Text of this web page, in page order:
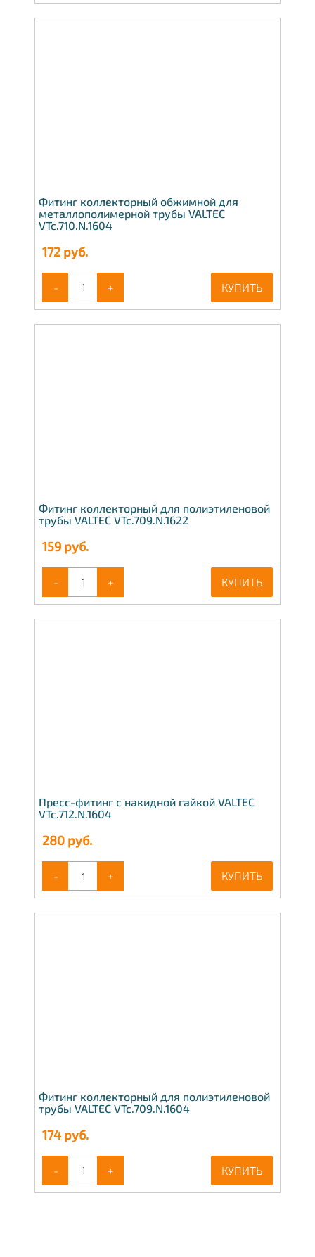
Фитинг коллекторный обжимной для
металлополимерной трубы VALTEC
VTc.710.N.1604
172 руб.
- + КУПИТЬ
Фитинг коллекторный для полиэтиленовой
трубы VALTEC VTc.709.N.1622
159 руб.
- + КУПИТЬ
Пресс-фитинг с накидной гайкой VALTEC
VTc.712.N.1604
280 руб.
- + КУПИТЬ
Фитинг коллекторный для полиэтиленовой
трубы VALTEC VTc.709.N.1604
174руб.
- + КУПИТЬ